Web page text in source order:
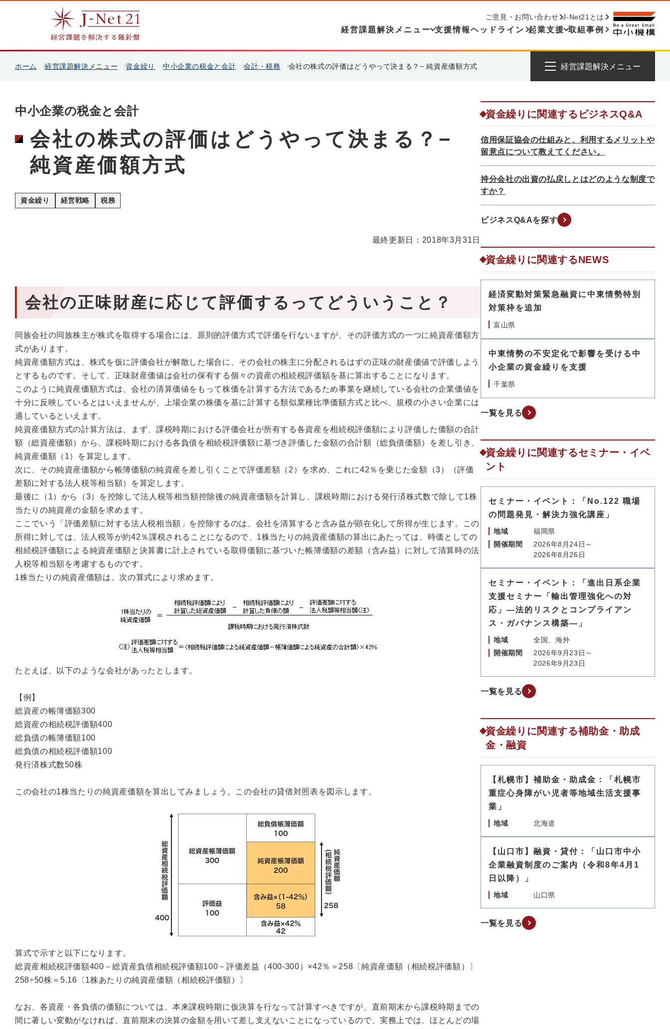
経営課題解決メニュー 支援情報ヘッドライン 起業支援 取組事例
ご意見・お問い合わせ J-Net21とは
ホーム 経営課題解決メニュー 資金繰り 中小企業の税金と会計 会計・税務 会社の株式の評価はどうやって決まる？− 純資産価額方式 経営課題解決メニュー
中小企業の税金と会計
会社の株式の評価はどうやって決まる？−
純資産価額方式
資金繰り 経営戦略 税務
最終更新日：2018年3月31日
会社の正味財産に応じて評価するってどういうこと？
同族会社の同族株主が株式を取得する場合には、原則的評価方式で評価を行ないますが、その評価方式の一つに純資産価額方
式があります。
純資産価額方式は、株式を仮に評価会社が解散した場合に、その会社の株主に分配されるはずの正味の財産価値で評価しよう
とするものです。そして、正味財産価値は会社の保有する個々の資産の相続税評価額を基に算出することになります。
このように純資産価額方式は、会社の清算価値をもって株価を計算する方法であるため事業を継続している会社の企業価値を
十分に反映しているとはいえませんが、上場企業の株価を基に計算する類似業種比準価額方式と比べ、規模の小さい企業には
適しているといえます。
純資産価額方式の計算方法は、まず、課税時期における評価会社が所有する各資産を相続税評価額により評価した価額の合計
額（総資産価額）から、課税時期における各負債を相続税評価額に基づき評価した金額の合計額（総負債価額）を差し引き、
純資産価額（1）を算定します。
次に、その純資産価額から帳簿価額の純資産を差し引くことで評価差額（2）を求め、これに42％を乗じた金額（3）（評価
差額に対する法人税等相当額）を算定します。
最後に（1）から（3）を控除して法人税等相当額控除後の純資産価額を計算し、課税時期における発行済株式数で除して1株
当たりの純資産の金額を求めます。
ここでいう「評価差額に対する法人税相当額」を控除するのは、会社を清算すると含み益が顕在化して所得が生じます。この
所得に対しては、法人税等が約42％課税されることになるので、1株当たりの純資産価額の算出にあたっては、時価としての
相続税評価額による純資産価額と決算書に計上されている取得価額に基づいた帳簿価額の差額（含み益）に対して清算時の法
人税等相当額を考慮するものです。
1株当たりの純資産価額は、次の算式により求めます。
たとえば、以下のような会社があったとします。
【例】
総資産の帳簿価額300
総資産の相続税評価額400
総負債の帳簿価額100
総負債の相続税評価額100
発行済株式数50株
この会社の1株当たりの純資産価額を算出してみましょう。この会社の貸借対照表を図示します。
算式で示すと以下になります。
総資産相続税評価額400－総資産負債相続税評価額100－評価差益（400-300）×42％＝258〔純資産価額（相続税評価額）〕
258÷50株＝5.16〔1株あたりの純資産価額（相続税評価額）〕
なお、各資産・各負債の価額については、本来課税時期に仮決算を行なって計算すべきですが、直前期末から課税時期までの
間に著しい変動がなければ、直前期末の決算の金額を用いて差し支えないことになっているので、実務上では、ほとんどの場
資金繰りに関連するビジネスQ&A
信用保証協会の仕組みと、利用するメリットや
留意点について教えてください。
持分会社の出資の払戻しとはどのような制度で
すか？
ビジネスQ&Aを探す
資金繰りに関連するNEWS
経済変動対策緊急融資に中東情勢特別
対策枠を追加
富山県
中東情勢の不安定化で影響を受ける中
小企業の資金繰りを支援
千葉県
一覧を見る
資金繰りに関連するセミナー・イベ
ント
セミナー・イベント：「No.122 職場
の問題発見・解決力強化講座」
地域
福岡県
開催期間
2026年8月24日～
2026年8月26日
セミナー・イベント：「進出日系企業
支援セミナー「輸出管理強化への対
応」―法的リスクとコンプライアン
ス・ガバナンス構築―」
地域
全国、海外
開催期間
2026年9月23日～
2026年9月23日
一覧を見る
資金繰りに関連する補助金・助成
金・融資
【札幌市】補助金・助成金：「札幌市
重症心身障がい児者等地域生活支援事
業」
地域 北海道
【山口市】融資・貸付：「山口市中小
企業融資制度のご案内（令和8年4月1
日以降）」
地域 山口県
一覧を見る